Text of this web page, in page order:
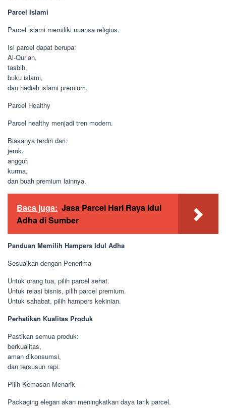
Parcel Islami
Parcel islami memiliki nuansa religius.
Isi parcel dapat berupa:
Al-Qur’an,
tasbih,
buku islami,
dan hadiah islami premium.
Parcel Healthy
Parcel healthy menjadi tren modern.
Biasanya terdiri dari:
jeruk,
anggur,
kurma,
dan buah premium lainnya.
Baca juga: Jasa Parcel Hari Raya Idul
Adha di Sumber
Panduan Memilih Hampers Idul Adha
Sesuaikan dengan Penerima
Untuk orang tua, pilih parcel sehat.
Untuk relasi bisnis, pilih parcel premium.
Untuk sahabat, pilih hampers kekinian.
Perhatikan Kualitas Produk
Pastikan semua produk:
berkualitas,
aman dikonsumsi,
dan tersusun rapi.
Pilih Kemasan Menarik
Packaging elegan akan meningkatkan daya tarik parcel.